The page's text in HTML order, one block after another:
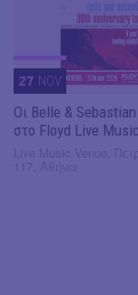
27 NOV
Οι Belle & Sebastian
στο Floyd Live